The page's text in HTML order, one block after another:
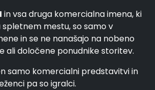
in vsa druga komercialna imena, ki
mestu, so samo v
in se ne nanašajo na nobeno
ali določene ponudnike storitev.
samo komercialni predstavitvi in
pa so igralci.